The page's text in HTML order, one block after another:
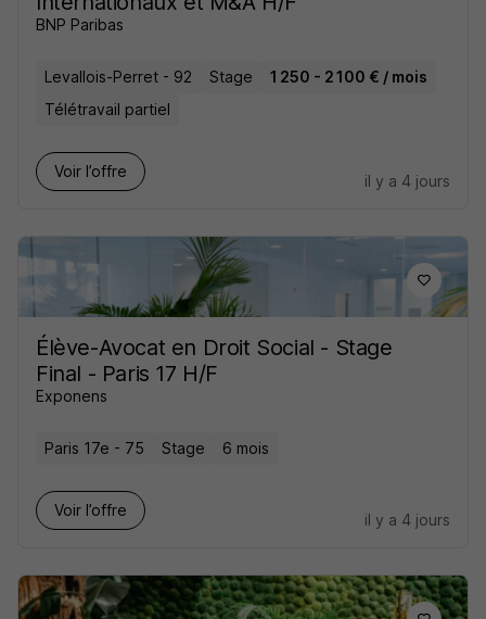
BNP Paribas
Levallois-Perret - 92 Stage
1 250 - 2 100 € / mois
Télétravail partiel
Voir l’offre
il y a 4 jours
Élève-Avocat en Droit Social - Stage
Final - Paris 17 H/F
Exponens
Paris 17e - 75 Stage 6 mois
Voir l’offre
il y a 4 jours